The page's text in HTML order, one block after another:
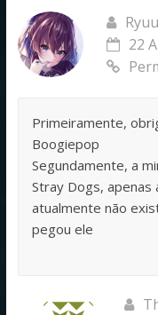
22
Primeiramente,
Boogiepop
Segundamente, a
Stray Dogs, apenas
atualmente não
pegou ele